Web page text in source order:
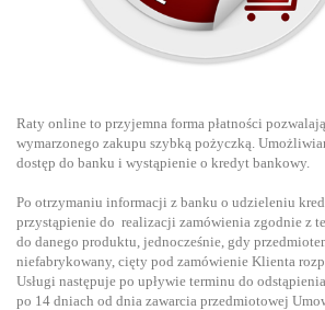
Raty online to przyjemna forma płatności
wymarzonego zakupu szybką pożyczką.
dostęp do banku i wystąpienie o kredyt bankowy.
Po otrzymaniu informacji z banku o udzieleniu
przystąpienie do realizacji zamówienia zgodnie z
do danego produktu, jednocześnie, gdy
niefabrykowany, cięty pod zamówienie Klienta
Usługi następuje po upływie terminu do
po 14 dniach od dnia zawarcia przedmiotowej